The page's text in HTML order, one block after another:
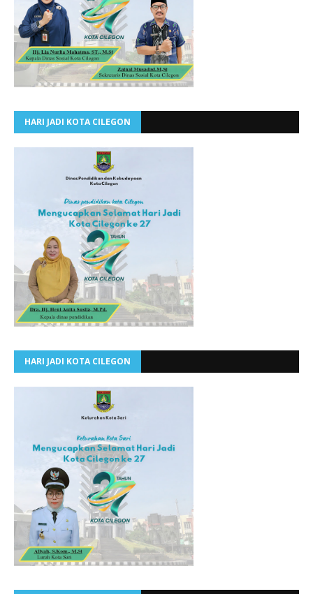
HARI JADI KOTA CILEGON
HARI JADI KOTA CILEGON